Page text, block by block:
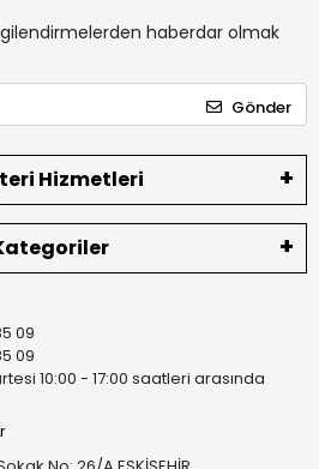
haberdar olmak
Gönder
Hizmetleri
09
09
10:00 - 17:00 saatleri arasında